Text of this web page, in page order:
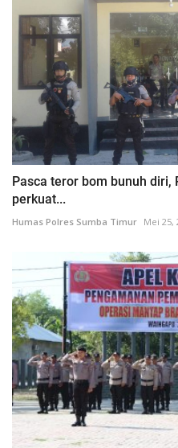
Pasca teror bom bunuh diri,
perkuat...
Humas Polres Sumba Timur Mei 25,